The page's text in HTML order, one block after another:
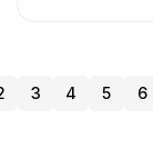
3 4 5 6